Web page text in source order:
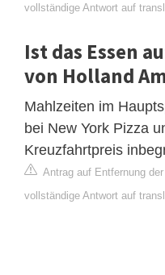
vollständige Antwort auf
Ist das Essen
von Holland
Mahlzeiten im
bei New York Pizza
Kreuzfahrtpreis
Antrag auf Entfernung
vollständige Antwort auf